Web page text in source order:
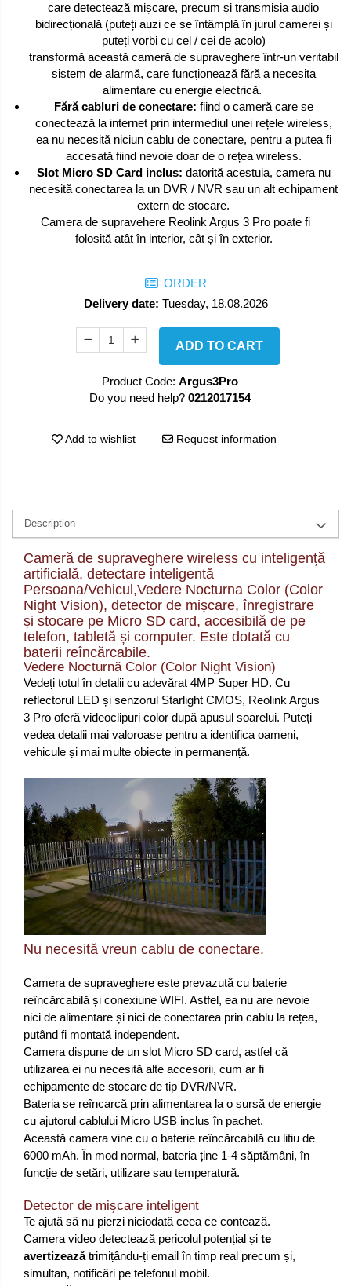
care detectează mișcare, precum și transmisia audio
bidirecțională (puteți auzi ce se întâmplă în jurul camerei și
puteți vorbi cu cel / cei de acolo)
transformă această cameră de supraveghere într-un veritabil
sistem de alarmă, care funcționează fără a necesita
alimentare cu energie electrică.
Fără cabluri de conectare: fiind o cameră care se
conectează la internet prin intermediul unei rețele wireless,
ea nu necesită niciun cablu de conectare, pentru a putea fi
accesată fiind nevoie doar de o rețea wireless.
Slot Micro SD Card inclus: datorită acestuia, camera nu
necesită conectarea la un DVR / NVR sau un alt echipament
extern de stocare.
Camera de supravehere Reolink Argus 3 Pro poate fi
folosită atât în interior, cât și în exterior.
ORDER
Delivery date: Tuesday, 18.08.2026
ADD TO CART
Product Code: Argus3Pro
Do you need help? 0212017154
Add to wishlist Request information
Description
Cameră de supraveghere wireless cu inteligență
artificială, detectare inteligentă
Persoana/Vehicul,Vedere Nocturna Color (Color
Night Vision), detector de mișcare, înregistrare
și stocare pe Micro SD card, accesibilă de pe
telefon, tabletă și computer. Este dotată cu
baterii reîncărcabile.
Vedere Nocturnă Color (Color Night Vision)
Vedeți totul în detalii cu adevărat 4MP Super HD. Cu
reflectorul LED și senzorul Starlight CMOS, Reolink Argus
3 Pro oferă videoclipuri color după apusul soarelui. Puteți
vedea detalii mai valoroase pentru a identifica oameni,
vehicule și mai multe obiecte in permanență.
Nu necesită vreun cablu de conectare.
Camera de supraveghere este prevazută cu baterie
reîncărcabilă și conexiune WIFI. Astfel, ea nu are nevoie
nici de alimentare și nici de conectarea prin cablu la rețea,
putând fi montată independent.
Camera dispune de un slot Micro SD card, astfel că
utilizarea ei nu necesită alte accesorii, cum ar fi
echipamente de stocare de tip DVR/NVR.
Bateria se reîncarcă prin alimentarea la o sursă de energie
cu ajutorul cablului Micro USB inclus în pachet.
Această camera vine cu o baterie reîncărcabilă cu litiu de
6000 mAh. În mod normal, bateria ține 1-4 săptămâni, în
funcție de setări, utilizare sau temperatură.
Detector de mișcare inteligent
Te ajută să nu pierzi niciodată ceea ce contează.
Camera video detectează pericolul potențial și te
avertizeazătrimițându-ți email în timp real precum și,
simultan, notificări pe telefonul mobil.